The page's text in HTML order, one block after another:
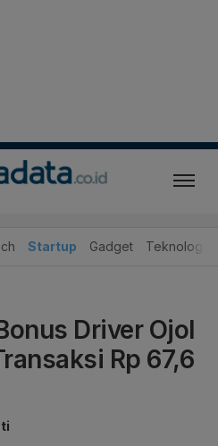
Startup Gadget Teknologi
Driver Ojol
Rp 67,6